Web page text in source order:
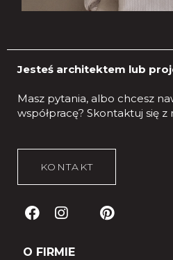
Jesteś architektem lub
Masz pytania, albo chcesz
współpracę? Skontaktuj się z
KONTAKT
O FIRMIE